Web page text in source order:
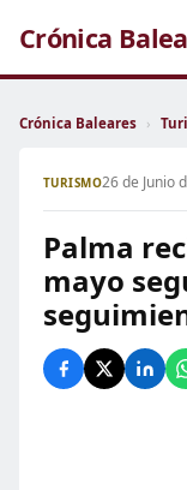
Crónica
Crónica Baleares ›
TURISMO26 de Junio
Palma
mayo